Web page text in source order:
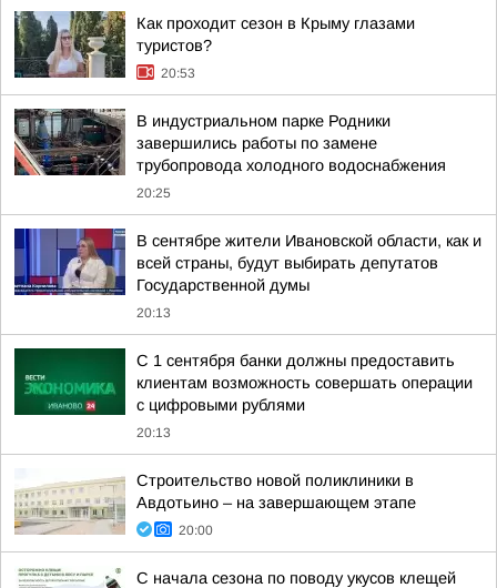
Как проходит сезон в Крыму глазами
туристов?
20:53
В индустриальном парке Родники
завершились работы по замене
трубопровода холодного водоснабжения
20:25
В сентябре жители Ивановской области, как и
всей страны, будут выбирать депутатов
Государственной думы
20:13
С 1 сентября банки должны предоставить
клиентам возможность совершать операции
с цифровыми рублями
20:13
Строительство новой поликлиники в
Авдотьино – на завершающем этапе
20:00
С начала сезона по поводу укусов клещей